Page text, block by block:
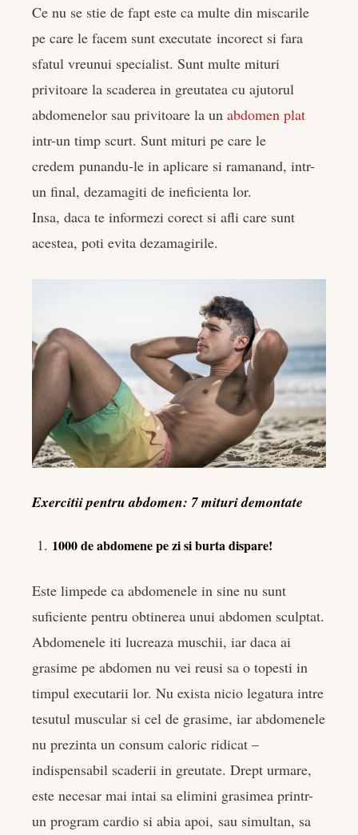
Ce nu se stie de fapt este ca multe din miscarile
pe care le facem sunt executate incorect si fara
sfatul vreunui specialist. Sunt multe mituri
privitoare la scaderea in greutatea cu ajutorul
abdomenelor sau privitoare la un abdomen plat
intr-un timp scurt. Sunt mituri pe care le
credem punandu-le in aplicare si ramanand, intr-
un final, dezamagiti de ineficienta lor.
Insa, daca te informezi corect si afli care sunt
acestea, poti evita dezamagirile.
Exercitii pentru abdomen: 7 mituri demontate
1000 de abdomene pe zi si burta dispare!
Este limpede ca abdomenele in sine nu sunt
suficiente pentru obtinerea unui abdomen sculptat.
Abdomenele iti lucreaza muschii, iar daca ai
grasime pe abdomen nu vei reusi sa o topesti in
timpul executarii lor. Nu exista nicio legatura intre
tesutul muscular si cel de grasime, iar abdomenele
nu prezinta un consum caloric ridicat –
indispensabil scaderii in greutate. Drept urmare,
este necesar mai intai sa elimini grasimea printr-
un program cardio si abia apoi, sau simultan, sa